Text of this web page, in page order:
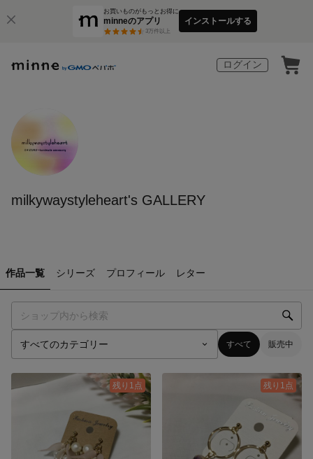
お買いものがもっとお得に
minneのアプリ
3万件以上
インストールする
ログイン
milkywaystyleheart's GALLERY
作品一覧 シリーズ プロフィール レター
すべて 販売中
残り1点 残り1点